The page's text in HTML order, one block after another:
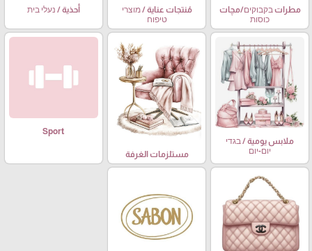
مطرات בקבוקים/مچات
כוסות
مُنتجات عناية / מוצרי
טיפוח
أحذية / נעלי בית
ملابس يومية / בגדי
יום-יום
مستلزمات الغرفة
Sport